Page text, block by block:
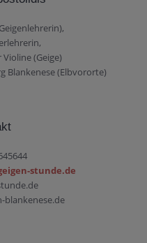
(Geige)
Blankenese (Elbvororte)
stunde.de
blankenese.de